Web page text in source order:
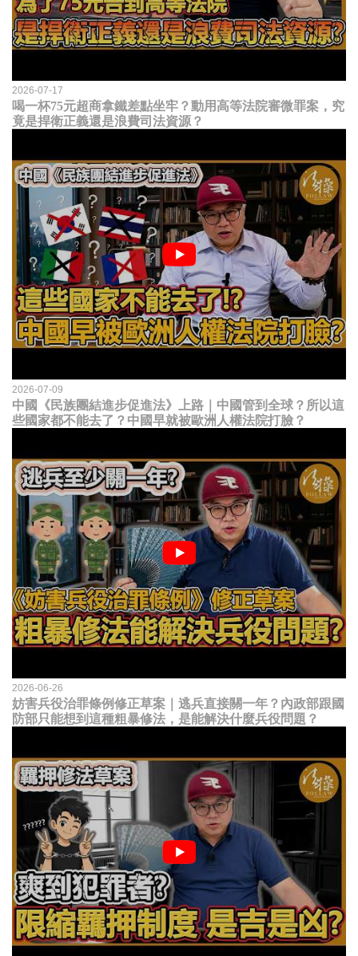
2026-07-17
喝一杯75元超商拿鐵差點坐牢？動用高等法院審微罪案，究
竟是捍衛正義還是浪費司法資源？
2026-07-09
中國《民族團結進步促進法》上路｜中國管到全球？所以這
些國家都不能去了？中國早就被歐洲人權法院打臉？
2026-06-26
妨害兵役治罪條例修正草案｜逃兵直接關一年？內政部跟國
防部只能想到這種粗暴修法，是能解決什麼兵役問題？